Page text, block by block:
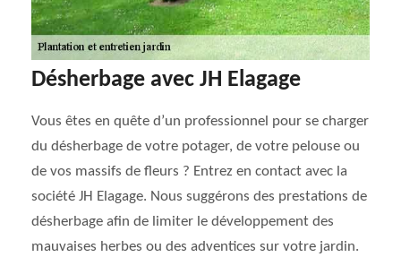
Désherbage avec JH Elagage
Vous êtes en quête d’un professionnel pour se charger
du désherbage de votre potager, de votre pelouse ou
de vos massifs de fleurs ? Entrez en contact avec la
société JH Elagage. Nous suggérons des prestations de
désherbage afin de limiter le développement des
mauvaises herbes ou des adventices sur votre jardin.